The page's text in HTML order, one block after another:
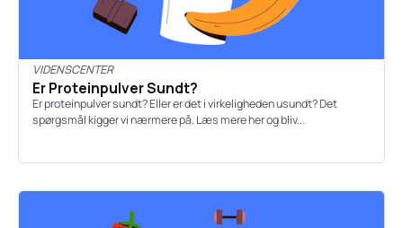
VIDENSCENTER
Er Proteinpulver Sundt?
Er proteinpulver sundt? Eller er det i virkeligheden usundt? Det
spørgsmål kigger vi nærmere på. Læs mere her og bliv...